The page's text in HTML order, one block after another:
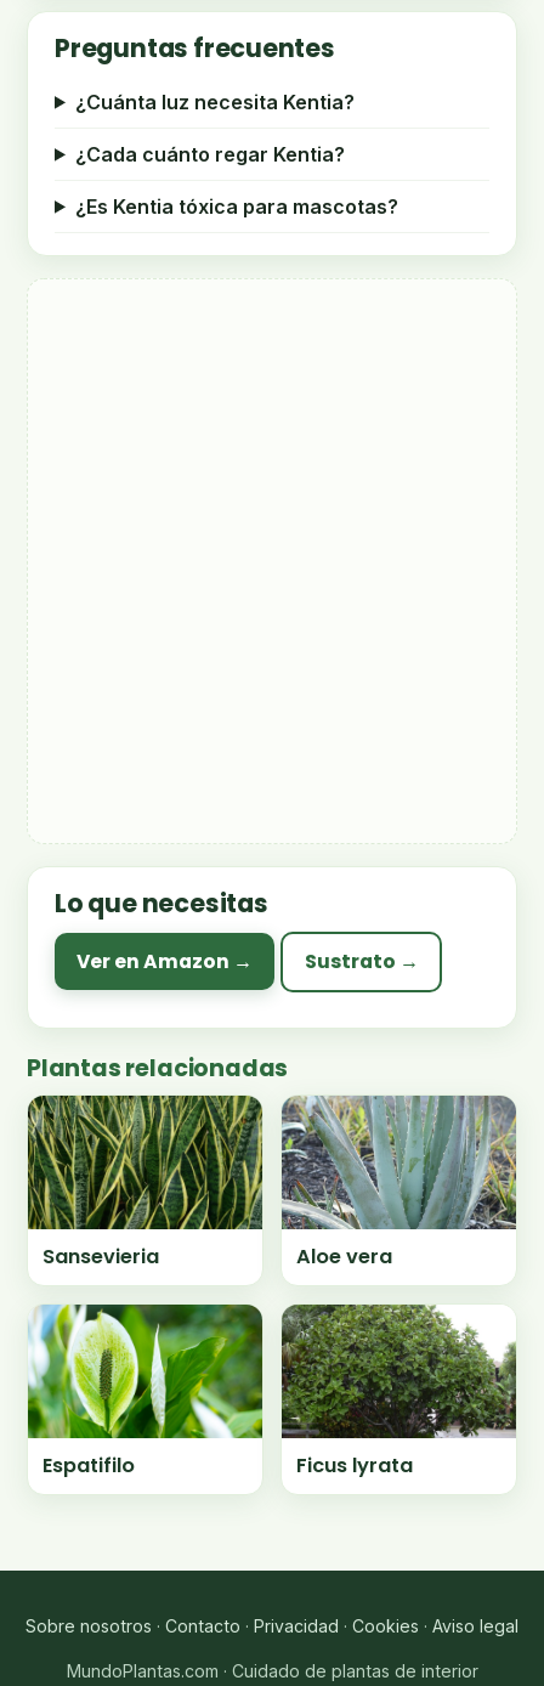
Preguntas frecuentes
¿Cuánta luz necesita Kentia?
¿Cada cuánto regar Kentia?
¿Es Kentia tóxica para mascotas?
Lo que necesitas
Ver en Amazon → Sustrato →
Plantas relacionadas
Sansevieria Aloe vera
Espatifilo Ficus lyrata
Sobre nosotros · Contacto · Privacidad · Cookies · Aviso legal
MundoPlantas.com · Cuidado de plantas de interior